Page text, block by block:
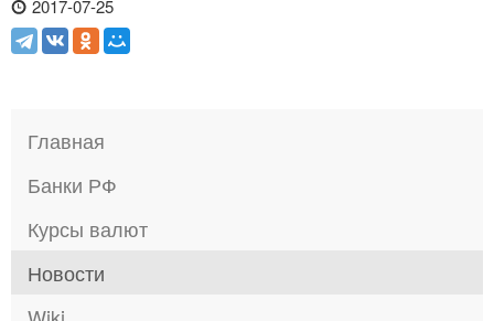
2017-07-25
Главная
Банки РФ
Курсы валют
Новости